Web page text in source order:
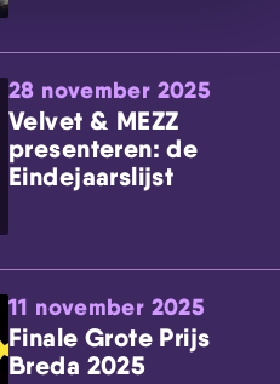
28 november 2025
Velvet & MEZZ
presenteren: de
Eindejaarslijst
11 november 2025
Finale Grote Prijs
Breda 2025